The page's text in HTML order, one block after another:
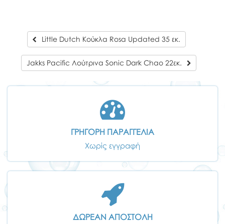
Little Dutch Κούκλα Rosa Updated 35 εκ.
Jakks Pacific Λούτρινα Sonic Dark Chao 22εκ.
ΓΡΗΓΟΡΗ ΠΑΡΑΓΓΕΛΙΑ
Χωρίς εγγραφή
ΔΩΡΕΑΝ ΑΠΟΣΤΟΛΗ